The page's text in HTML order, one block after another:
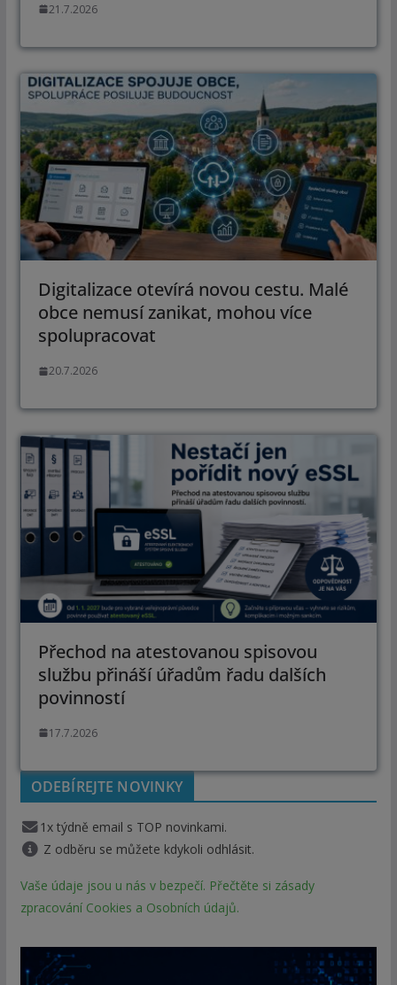
21.7.2026
Digitalizace otevírá novou cestu. Malé
obce nemusí zanikat, mohou více
spolupracovat
20.7.2026
Přechod na atestovanou spisovou
službu přináší úřadům řadu dalších
povinností
17.7.2026
ODEBÍREJTE NOVINKY
1x týdně email s TOP novinkami.
Z odběru se můžete kdykoli odhlásit.
Vaše údaje jsou u nás v bezpečí. Přečtěte si zásady
zpracování Cookies a Osobních údajů.